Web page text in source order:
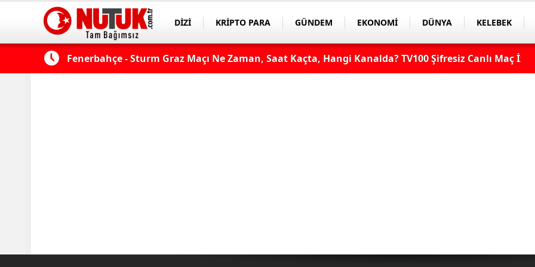
DİZİ KRİPTO PARA GÜNDEM EKONOMİ DÜNYA KELEBEK
şifresiz Fenerbahçe - Sturm Graz Maçı Ne Zaman, Saat Kaçta, Hangi Kanalda? TV100 Şifresiz Canlı Maç İzle